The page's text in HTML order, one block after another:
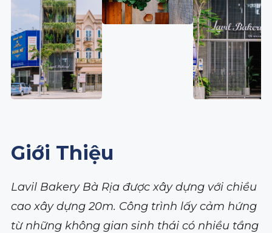
Giới Thiệu
Lavil Bakery Bà Rịa được xây dựng với chiều
cao xây dựng 20m. Công trình lấy cảm hứng
từ những không gian sinh thái có nhiều tầng